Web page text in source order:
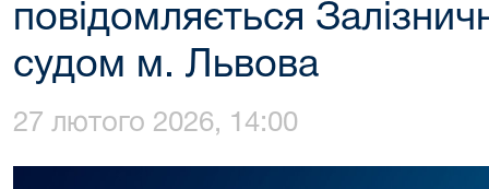
повідомляється
судом м. Львова
27 лютого 2026, 14:00